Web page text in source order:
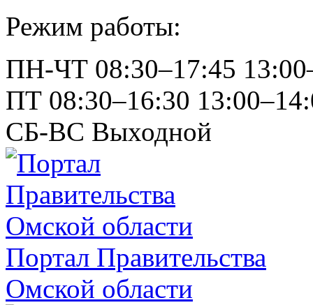
Режим работы:
ПН-ЧТ 08:30–17:45
ПТ 08:30–16:30
СБ-ВС Выходной
Портал Правительства
Омской области